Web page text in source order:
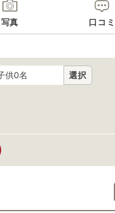
写真 口コミ
供0名 選択